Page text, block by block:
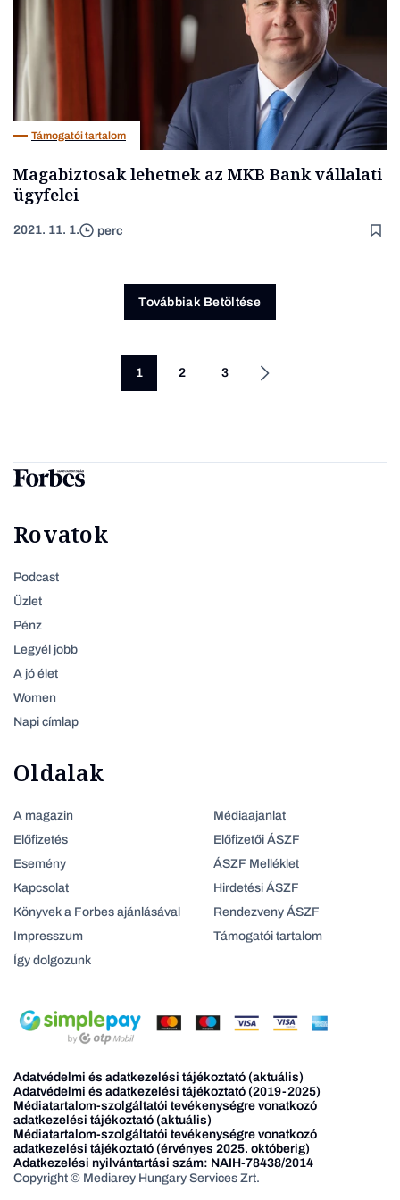
Támogatói tartalom
Magabiztosak lehetnek az MKB Bank vállalati
ügyfelei
2021. 11. 1. perc
Továbbiak Betöltése
1 2 3
Rovatok
Podcast
Üzlet
Pénz
Legyél jobb
A jó élet
Women
Napi címlap
Oldalak
A magazin
Előfizetés
Esemény
Kapcsolat
Könyvek a Forbes ajánlásával
Impresszum
Így dolgozunk
Médiaajanlat
Előfizetői ÁSZF
ÁSZF Melléklet
Hirdetési ÁSZF
Rendezveny ÁSZF
Támogatói tartalom
Adatvédelmi és adatkezelési tájékoztató (aktuális)
Adatvédelmi és adatkezelési tájékoztató (2019-2025)
Médiatartalom-szolgáltatói tevékenységre vonatkozó
adatkezelési tájékoztató (aktuális)
Médiatartalom-szolgáltatói tevékenységre vonatkozó
adatkezelési tájékoztató (érvényes 2025. októberig)
Adatkezelési nyilvántartási szám: NAIH-78438/2014
Copyright © Mediarey Hungary Services Zrt.